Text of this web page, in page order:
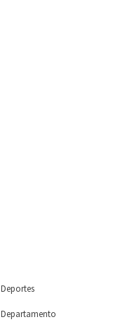
Deportes
Departamento